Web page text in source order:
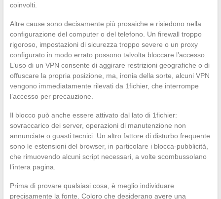
coinvolti.
Altre cause sono decisamente più prosaiche e risiedono nella
configurazione del computer o del telefono. Un firewall troppo
rigoroso, impostazioni di sicurezza troppo severe o un proxy
configurato in modo errato possono talvolta bloccare l’accesso.
L’uso di un VPN consente di aggirare restrizioni geografiche o di
offuscare la propria posizione, ma, ironia della sorte, alcuni VPN
vengono immediatamente rilevati da 1fichier, che interrompe
l’accesso per precauzione.
Il blocco può anche essere attivato dal lato di 1fichier:
sovraccarico dei server, operazioni di manutenzione non
annunciate o guasti tecnici. Un altro fattore di disturbo frequente
sono le estensioni del browser, in particolare i blocca-pubblicità,
che rimuovendo alcuni script necessari, a volte scombussolano
l’intera pagina.
Prima di provare qualsiasi cosa, è meglio individuare
precisamente la fonte. Coloro che desiderano avere una